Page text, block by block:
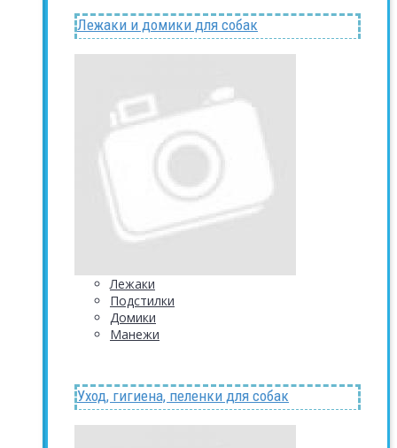
Лежаки и домики для собак
Лежаки
Подстилки
Домики
Манежи
Уход, гигиена, пеленки для собак